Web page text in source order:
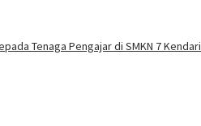
Tenaga Pengajar di SMKN 7 Kendari